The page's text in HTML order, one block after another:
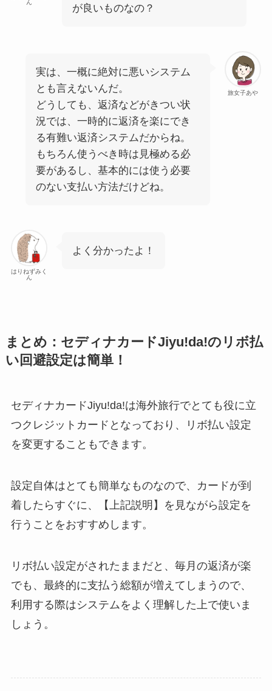
ん
が良いものなの？
旅女子あや
実は、一概に絶対に悪いシステム
とも言えないんだ。
どうしても、返済などがきつい状
況では、一時的に返済を楽にでき
る有難い返済システムだからね。
もちろん使うべき時は見極める必
要があるし、基本的には使う必要
のない支払い方法だけどね。
はりねずみく
ん
よく分かったよ！
まとめ：セディナカードJiyu!da!のリボ払
い回避設定は簡単！
セディナカードJiyu!da!は海外旅行でとても役に立
つクレジットカードとなっており、リボ払い設定
を変更することもできます。
設定自体はとても簡単なものなので、カードが到
着したらすぐに、【上記説明】を見ながら設定を
行うことをおすすめします。
リボ払い設定がされたままだと、毎月の返済が楽
でも、最終的に支払う総額が増えてしまうので、
利用する際はシステムをよく理解した上で使いま
しょう。